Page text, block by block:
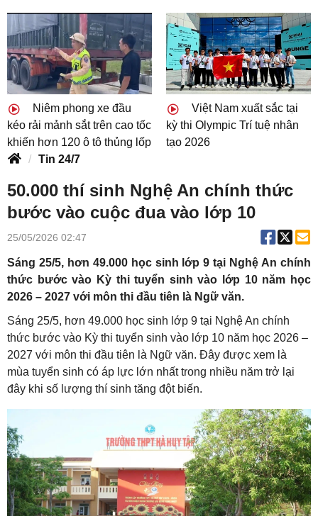
Niêm phong xe đầu
kéo rải mảnh sắt trên cao tốc
khiến hơn 120 ô tô thủng lốp
Việt Nam xuất sắc tại
kỳ thi Olympic Trí tuệ nhân
tạo 2026
Tin 24/7
50.000 thí sinh Nghệ An chính thức
bước vào cuộc đua vào lớp 10
25/05/2026 02:47
Sáng 25/5, hơn 49.000 học sinh lớp 9 tại Nghệ An chính
thức bước vào Kỳ thi tuyển sinh vào lớp 10 năm học
2026 – 2027 với môn thi đầu tiên là Ngữ văn.
Sáng 25/5, hơn 49.000 học sinh lớp 9 tại Nghệ An chính
thức bước vào Kỳ thi tuyển sinh vào lớp 10 năm học 2026 –
2027 với môn thi đầu tiên là Ngữ văn. Đây được xem là
mùa tuyển sinh có áp lực lớn nhất trong nhiều năm trở lại
đây khi số lượng thí sinh tăng đột biến.